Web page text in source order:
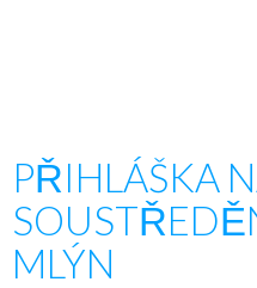
PŘIHLÁŠKA
MLÝN